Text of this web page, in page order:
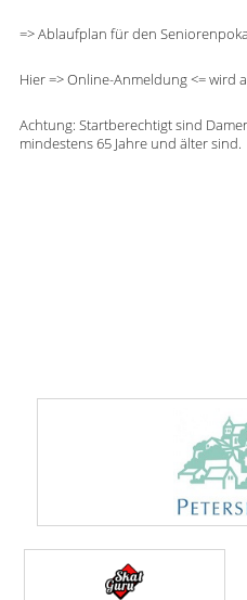
=> Ablaufplan für den
Hier => Online-Anmeldung <= wird
Achtung: Startberechtigt sind
mindestens 65 Jahre und älter sind.